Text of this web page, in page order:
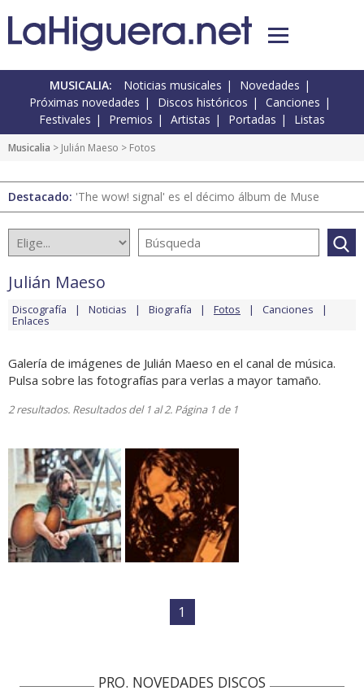
MUSICALIA: Noticias musicales
Novedades
Próximas novedades
Discos históricos
Canciones
Festivales
Premios Artistas Portadas Listas
Musicalia > Julián Maeso > Fotos
Destacado: 'The wow! signal' es el décimo álbum de Muse
Julián Maeso
Discografía Noticias Biografía Fotos Canciones
Enlaces
Galería de imágenes de Julián Maeso en el canal de música.
Pulsa sobre las fotografías para verlas a mayor tamaño.
2 resultados. Resultados del 1 al 2. Página 1 de 1
1
PRO. NOVEDADES DISCOS